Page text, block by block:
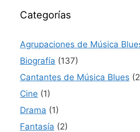
Categorías
Agrupaciones de Música
Biografía (137)
Cantantes de Música Blues
Cine (1)
Drama (1)
Fantasía (2)